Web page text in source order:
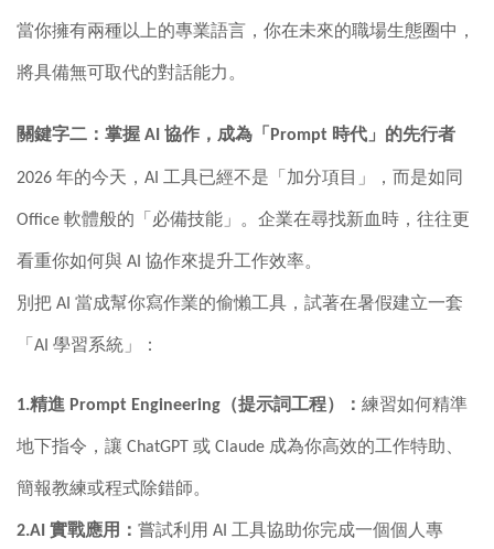
當你擁有兩種以上的專業語言，你在未來的職場生態圈中，
將具備無可取代的對話能力。
關鍵字二：掌握 AI 協作，成為「 Prompt 時代」的先行者
2026 年的今天， AI 工具已經不是「加分項目」，而是如同
Office 軟體般的「必備技能」。企業在尋找新血時，往往更
看重你如何與 AI 協作來提升工作效率。
別把 AI 當成幫你寫作業的偷懶工具，試著在暑假建立一套
「 AI 學習系統」：
1.精進 Prompt Engineering （提示詞工程）： 練習如何精準
地下指令，讓 ChatGPT 或 Claude 成為你高效的工作特助、
簡報教練或程式除錯師。
2.AI 實戰應用： 嘗試利用 AI 工具協助你完成一個個人專